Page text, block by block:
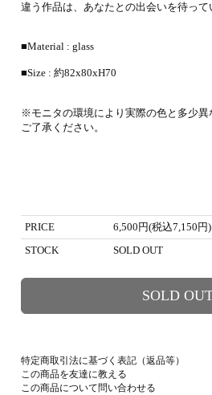
違う作品は、あなたとの出会いを待って
■Material : glass
■Size : 約82x80xH70
※モニタの環境により実際の色と多少異
ご了承ください。
PRICE
6,500円(税込7,150円)
STOCK
SOLD OUT
SOLD
特定商取引法に基づく表記（返品等）
この商品を友達に教える
この商品について問い合わせる